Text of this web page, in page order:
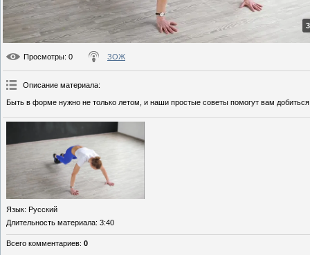
Просмотры: 0 ЗОЖ
Описание материала:
Быть в форме нужно не только летом, и наши простые советы помогут вам добиться
Язык: Русский
Длительность материала: 3:40
Всего комментариев: 0